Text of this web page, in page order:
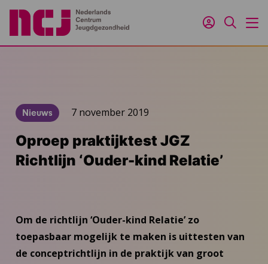
Inloggen
Zoeken
Nieuws 7 november 2019
Oproep praktijktest JGZ
Richtlijn ‘Ouder-kind Relatie’
Om de richtlijn ‘Ouder-kind Relatie’ zo
toepasbaar mogelijk te maken is uittesten van
de conceptrichtlijn in de praktijk van groot